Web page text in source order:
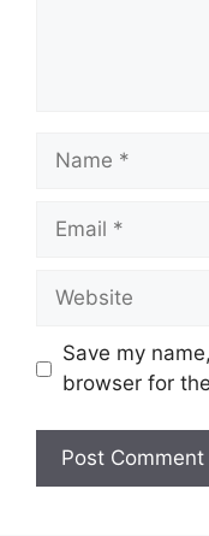
Name
Email
Website
Save my
browser for